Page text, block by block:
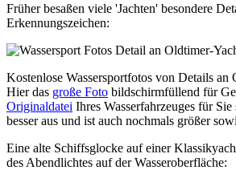
Früher besaßen viele 'Jachten' besondere
Erkennungszeichen:
Kostenlose Wassersportfotos von Details an
Hier das große Foto bildschirmfüllend für
Originaldatei Ihres Wasserfahrzeuges für
besser aus und ist auch nochmals größer
Eine alte Schiffsglocke auf einer
des Abendlichtes auf der Wasseroberfläche: